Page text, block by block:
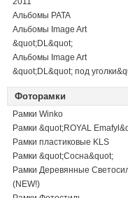
Альбомы PATA
Альбомы Image Art
&quot;DL&quot;
Альбомы Image Art
&quot;DL&quot; под
Фоторамки
Рамки Winko
Рамки &quot;ROYAL
Рамки пластиковые KLS
Рамки &quot;Сосна&quot;
Рамки Деревянные
(NEW!)